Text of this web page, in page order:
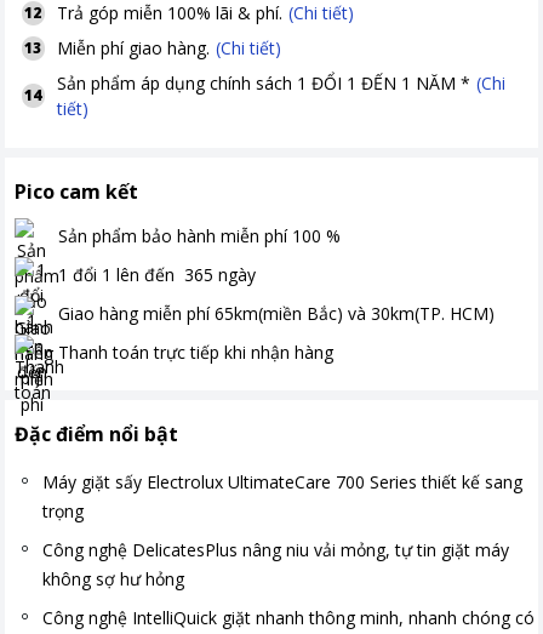
12 Trả góp miễn 100% lãi & phí. (Chi tiết)
13 Miễn phí giao hàng. (Chi tiết)
14
Sản phẩm áp dụng chính sách 1 ĐỔI 1 ĐẾN 1 NĂM * (Chi
tiết)
Pico cam kết
Sản phẩm bảo hành miễn phí 100 %
1 đổi 1 lên đến 365 ngày
Giao hàng miễn phí 65km(miền Bắc) và 30km(TP. HCM)
Thanh toán trực tiếp khi nhận hàng
Đặc điểm nổi bật
Máy giặt sấy Electrolux UltimateCare 700 Series thiết kế sang
trọng
Công nghệ DelicatesPlus nâng niu vải mỏng, tự tin giặt máy
không sợ hư hỏng
Công nghệ IntelliQuick giặt nhanh thông minh, nhanh chóng có